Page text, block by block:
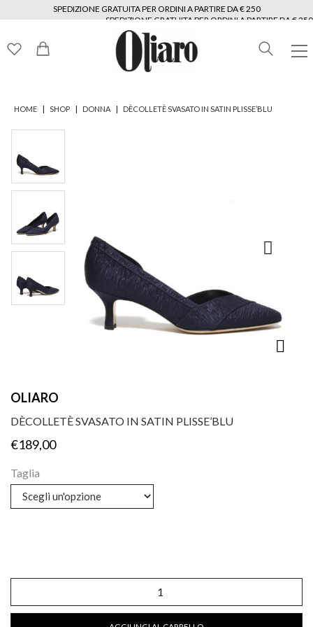
SPEDIZIONE GRATUITA PER ORDINI A PARTIRE DA € 250
SPEDIZIONE GRATUITA PER ORDINI A PARTIRE DA € 250
SPEDIZIONE GRATUITA PER ORDINI A PARTIRE DA € 250
SPEDIZIONE GRATUITA PER ORDINI A PARTIRE DA € 250
SPEDIZIONE GRATUITA PER ORDINI A PARTIRE DA € 250
SPEDIZIONE GRATUITA PER ORDINI A PARTIRE DA € 250
HOME | SHOP | DONNA | DÈCOLLETÈ SVASATO IN SATIN PLISSE’BLU
OLIARO
DÈCOLLETÈ SVASATO IN SATIN PLISSE’BLU
€189,00
Taglia
in
satin